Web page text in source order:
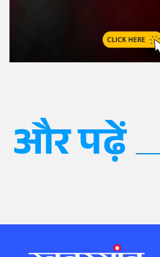
और पढ़ें